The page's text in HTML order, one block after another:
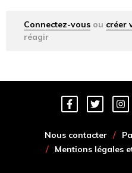
Connectez-vous ou créer
réagir
Nous contacter
Mentions légales